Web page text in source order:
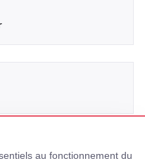
au fonctionnement du